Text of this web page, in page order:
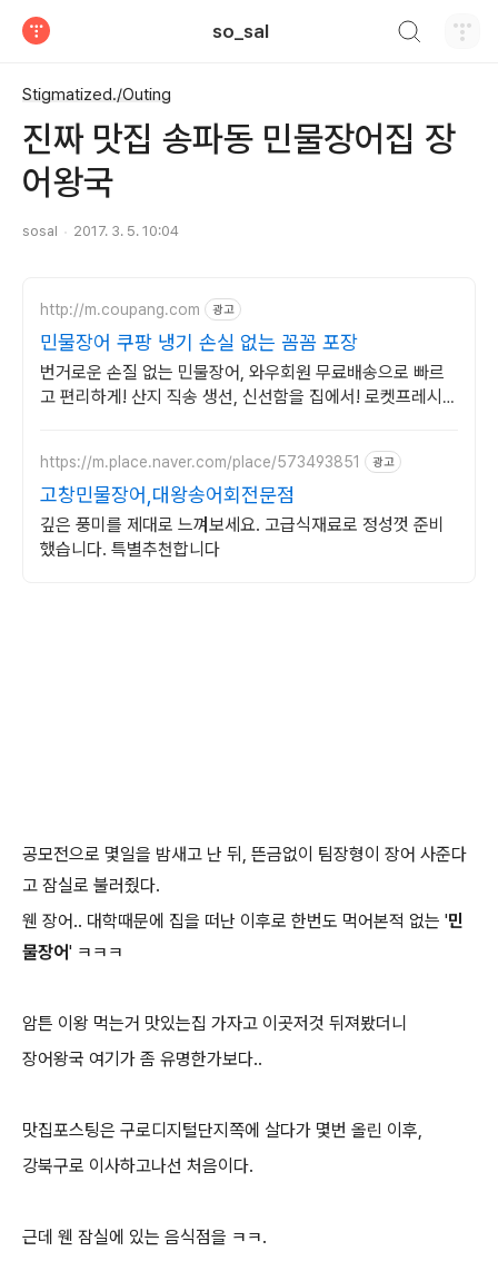
so_sal
Stigmatized./Outing
진짜 맛집 송파동 민물장어집 장
어왕국
sosal 2017. 3. 5. 10:04
http://m.coupang.com 광고
민물장어 쿠팡 냉기 손실 없는 꼼꼼 포장
번거로운 손질 없는 민물장어, 와우회원 무료배송으로 빠르
고 편리하게! 산지 직송 생선, 신선함을 집에서! 로켓프레시로
https://m.place.naver.com/place/573493851 광고
고창민물장어,대왕송어회전문점
깊은 풍미를 제대로 느껴보세요. 고급식재료로 정성껏 준비
했습니다. 특별추천합니다
공모전으로 몇일을 밤새고 난 뒤, 뜬금없이 팀장형이 장어 사준다
고 잠실로 불러줬다.
웬 장어.. 대학때문에 집을 떠난 이후로 한번도 먹어본적 없는 '민
물장어' ㅋㅋㅋ
암튼 이왕 먹는거 맛있는집 가자고 이곳저것 뒤져봤더니
장어왕국 여기가 좀 유명한가보다..
맛집포스팅은 구로디지털단지쪽에 살다가 몇번 올린 이후,
강북구로 이사하고나선 처음이다.
근데 웬 잠실에 있는 음식점을 ㅋㅋ.